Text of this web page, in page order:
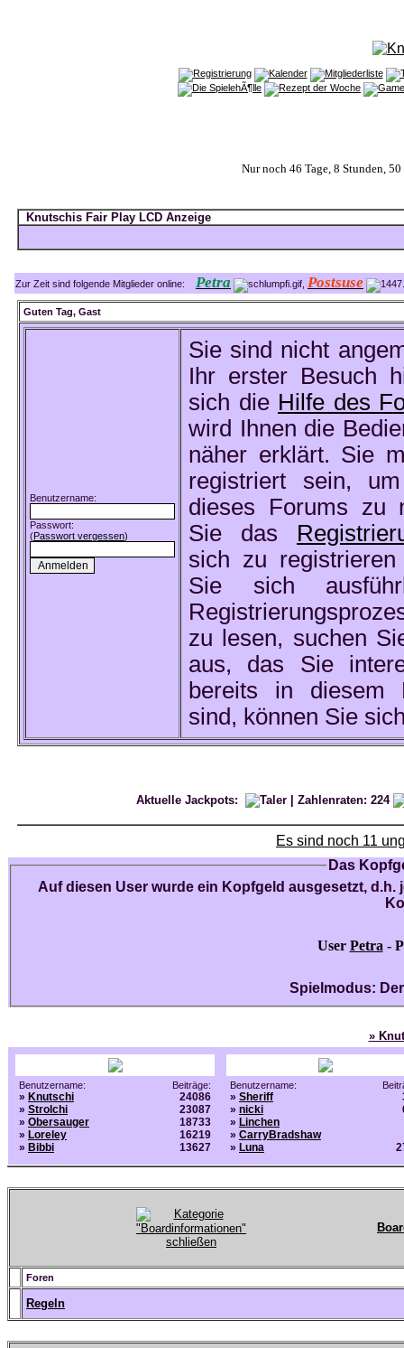
Nur noch 46 Tage, 8 Stunden,
Knutschis Fair Play LCD Anzeige
Zur Zeit sind folgende Mitglieder online: Petra Postsuse
Guten Tag, Gast
Benutzername:
Passwort:
(Passwort vergessen)
Sie sind nicht
Ihr erster Besuch
sich die Hilfe des
wird Ihnen die
näher erklärt. Sie
registriert sein,
dieses Forums zu
Sie das
sich zu
Sie sich
zu lesen, suchen
aus, das Sie
bereits in diesem
sind, können Sie
Aktuelle Jackpots: | Zahlenraten: 224
Es sind noch 11
Das
Auf diesen User wurde ein Kopfgeld ausgesetzt,
User Petra -
Spielmodus:
»
Benutzername: Beiträge:
» Knutschi
» Strolchi
» Obersauger
» Loreley
» Bibbi
24086
23087
18733
16219
13627
Benutzername:
» Sheriff
» nicki
» Linchen
» CarryBradshaw
» Luna
Foren
Regeln